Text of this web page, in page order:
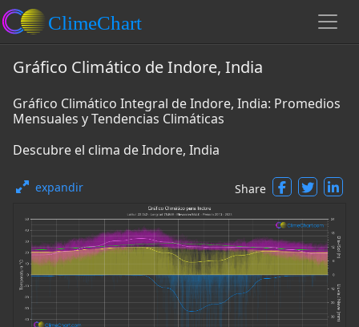
Gráfico Climático de Indore, India
Gráfico Climático Integral de Indore, India: Promedios
Mensuales y Tendencias Climáticas
Descubre el clima de Indore, India
expandir Share